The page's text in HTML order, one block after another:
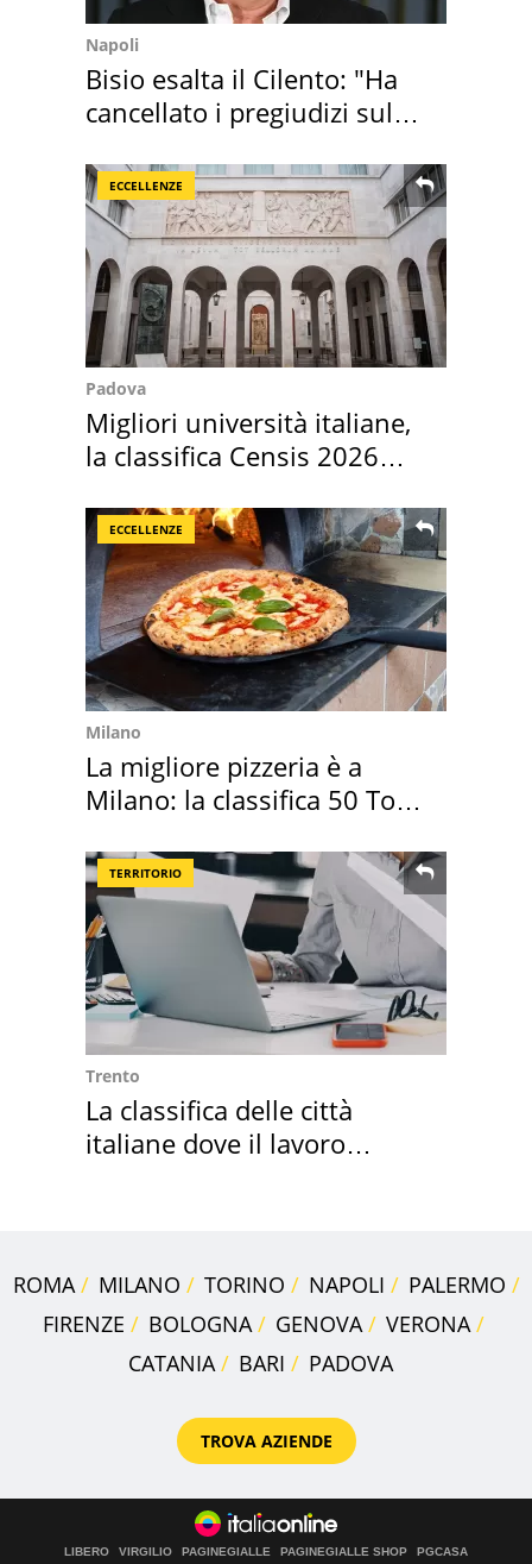
Napoli
Bisio esalta il Cilento: "Ha
cancellato i pregiudizi sul
ECCELLENZE
Padova
Migliori università italiane,
la classifica Censis 2026
ECCELLENZE
Milano
La migliore pizzeria è a
Milano: la classifica 50 Top
TERRITORIO
Trento
La classifica delle città
italiane dove il lavoro
ROMA MILANO TORINO NAPOLI
PALERMO
FIRENZE
BOLOGNA GENOVA
VERONA
CATANIA
BARI PADOVA
TROVA AZIENDE
LIBERO VIRGILIO PAGINEGIALLE PAGINEGIALLE SHOP
PGCASA